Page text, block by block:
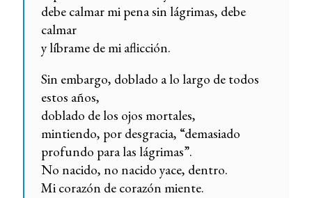
debe calmar mi pena sin lágrimas, debe
calmar
y líbrame de mi aflicción.
Sin embargo, doblado a lo largo de todos
estos años,
doblado de los ojos mortales,
mintiendo, por desgracia, “demasiado
profundo para las lágrimas”.
No nacido, no nacido yace, dentro.
Mi corazón de corazón miente.